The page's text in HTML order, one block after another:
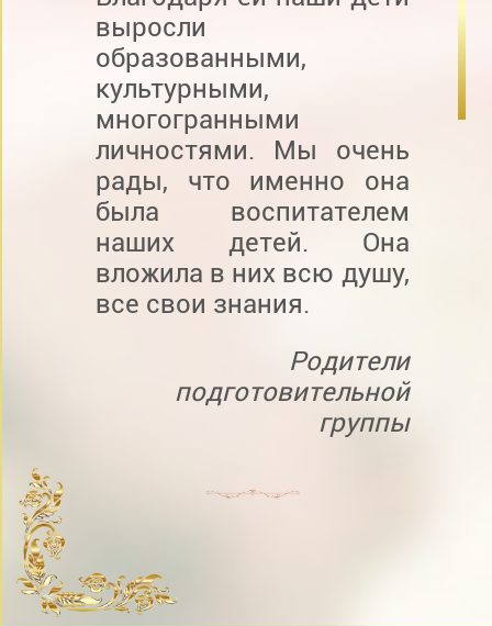
выросли
образованными,
культурными,
многогранными
личностями. Мы очень
рады, что именно она
была воспитателем
наших детей. Она
вложила в них всю душу,
все свои знания.
Родители
подготовительной
группы